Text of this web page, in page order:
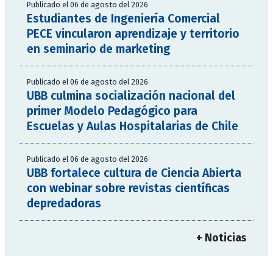
Publicado el 06 de agosto del 2026
Estudiantes de Ingeniería Comercial
PECE vincularon aprendizaje y territorio
en seminario de marketing
Publicado el 06 de agosto del 2026
UBB culmina socialización nacional del
primer Modelo Pedagógico para
Escuelas y Aulas Hospitalarias de Chile
Publicado el 06 de agosto del 2026
UBB fortalece cultura de Ciencia Abierta
con webinar sobre revistas científicas
depredadoras
+ Noticias